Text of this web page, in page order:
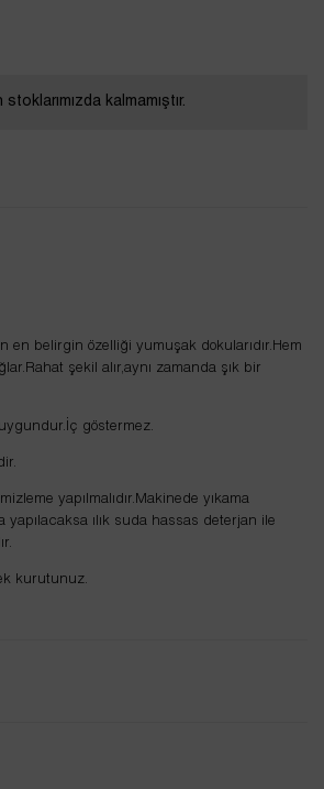
stoklarımızda kalmamıştır.
en belirgin özelliği yumuşak dokularıdır.Hem
şekil alır,aynı zamanda şık bir
göstermez.
yapılmalıdır.Makinede yıkama
yapılacaksa ılık suda hassas deterjan ile
kurutunuz.